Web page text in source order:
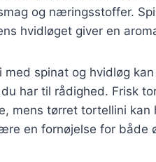
og næringsstoffer.
hvidløget giver en
med spinat og hvidløg
har til rådighed. Frisk
mens tørret tortellini
en fornøjelse for både